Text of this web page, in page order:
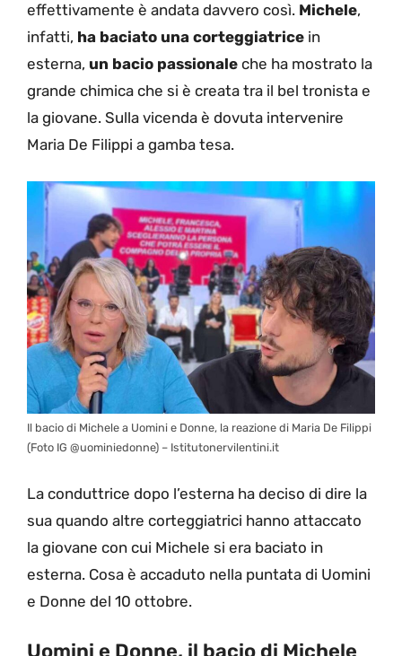
effettivamente è andata davvero così. Michele,
infatti, ha baciato una corteggiatrice in
esterna, un bacio passionale che ha mostrato la
grande chimica che si è creata tra il bel tronista e
la giovane. Sulla vicenda è dovuta intervenire
Maria De Filippi a gamba tesa.
Il bacio di Michele a Uomini e Donne, la reazione di Maria De Filippi
(Foto IG @uominiedonne) – Istitutonervilentini.it
La conduttrice dopo l’esterna ha deciso di dire la
sua quando altre corteggiatrici hanno attaccato
la giovane con cui Michele si era baciato in
esterna. Cosa è accaduto nella puntata di Uomini
e Donne del 10 ottobre.
Uomini e Donne, il bacio di Michele